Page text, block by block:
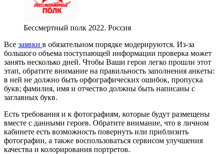
Бессмертный полк 2022. Россия
Все заявки в обязательном порядке модерируются. Из-за
большого объема поступающей информации проверка может
занять несколько дней. Чтобы Ваши герои легко прошли этот
этап, обратите внимание на правильность заполнения анкеты:
в ней не должно быть орфографических ошибок, пропуска
букв; фамилия, имя и отчество должны быть написаны с
заглавных букв.
Есть требования и к фотографиям, которые будут размещены
вместе с данными героев. Обратите внимание, что в личном
кабинете есть возможность повернуть или приблизить
фотографии, а также воспользоваться сервисом улучшения
качества и колорирования портретов.